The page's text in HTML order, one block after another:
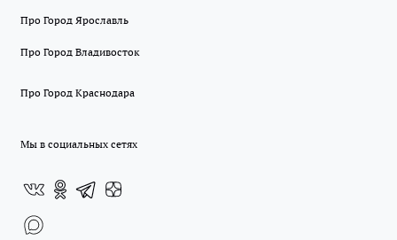
Про Город Ярославль
Про Город Владивосток
Про Город Краснодара
Мы в социальных сетях